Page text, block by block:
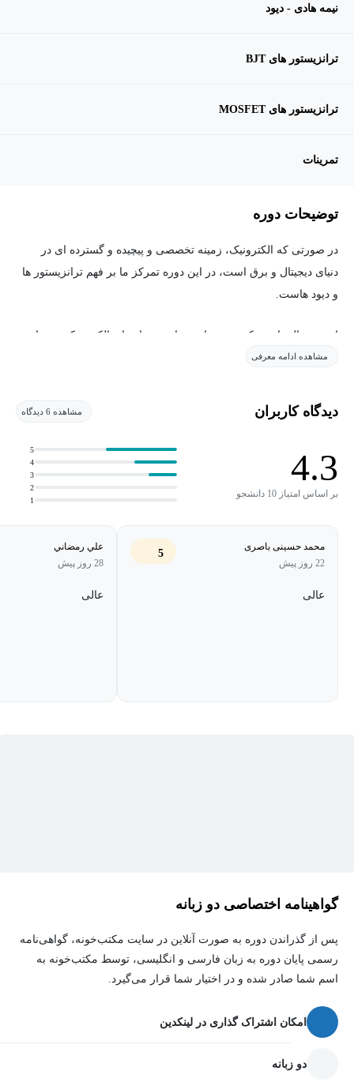
نیمه هادی - دیود
ترانزیستور های BJT
ترانزیستور های MOSFET
تمرینات
توضیحات دوره
در صورتی که الکترونیک، زمینه تخصصی و پیچیده و گسترده ای در
دنیای دیجیتال و برق است، در این دوره تمرکز ما بر فهم ترانزیستور ها
و دیود هاست.
این در حالی است که بدون نیاز به دانش مدار های الکترونیکی میتوان
کامل فهمید و از دنیای الکترونیک لذت برد.
مشاهده ادامه معرفی
دیدگاه کاربران مشاهده 6 دیدگاه
4.3
بر اساس امتیاز 10 دانشجو
1
2
3
4
5
محمد حسینی باصری
22 روز پیش
5
عالی
علي رمضاني
28 روز پیش
عالی
گواهینامه اختصاصی دو زبانه
پس از گذراندن دوره به صورت آنلاین در سایت مکتب‌خونه، گواهی‌نامه
رسمی پایان دوره به زبان فارسی و انگلیسی، توسط مکتب‌خونه به
اسم شما صادر شده و در اختیار شما قرار می‌گیرد.
امکان اشتراک گذاری در لینکدین
دو زبانه